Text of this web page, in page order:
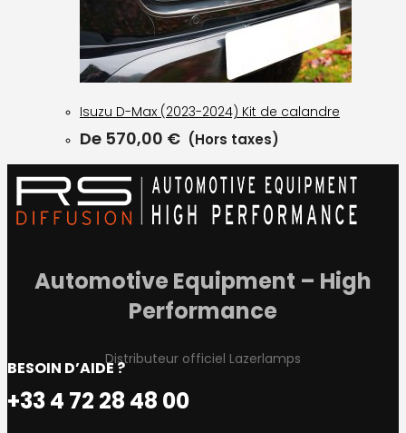
Isuzu D-Max (2023-2024) Kit de calandre
De 570,00 € (Hors taxes)
Automotive Equipment – High
Performance
Distributeur officiel Lazerlamps
BESOIN D’AIDE ?
+33 4 72 28 48 00